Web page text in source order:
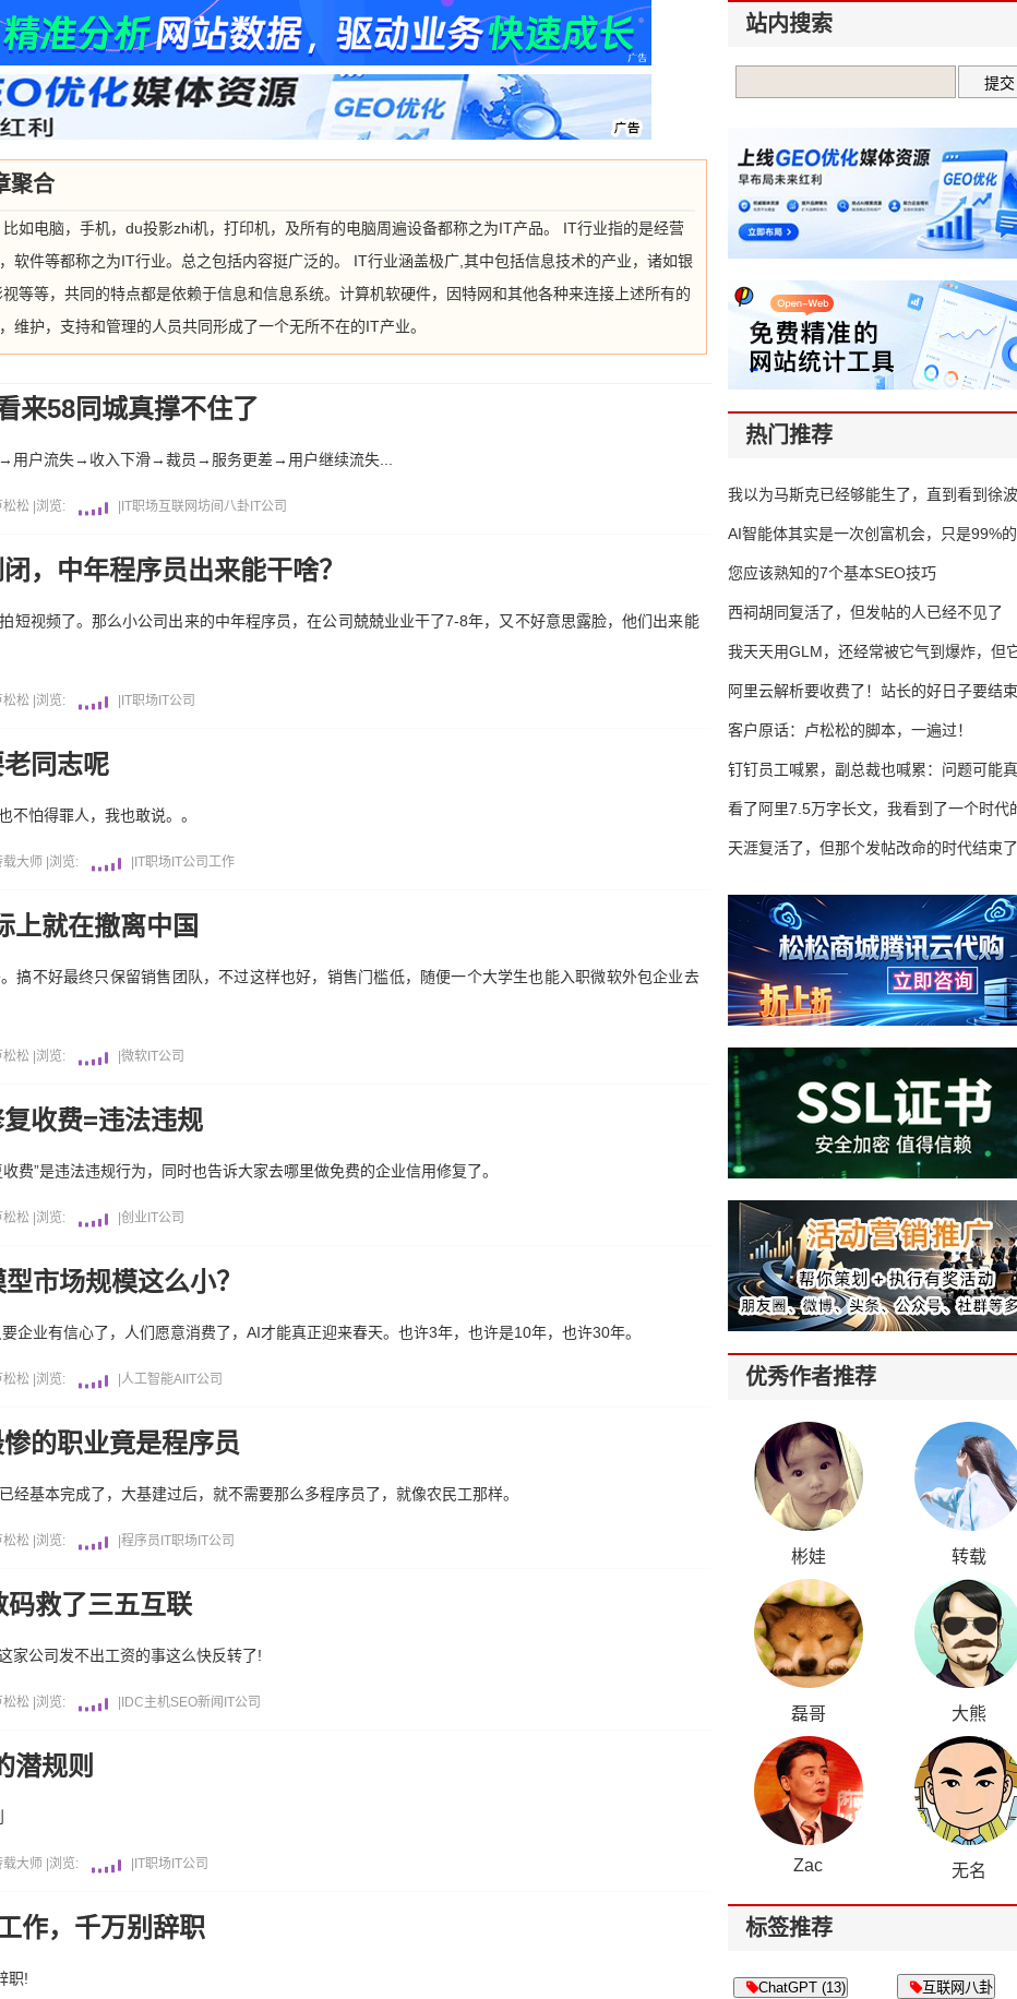
聚合
如电脑，手机，du投影zhi机，打印机，及所有的电脑周遍设备都称之为IT产品。 IT行业指的是经营
软件等都称之为IT行业。总之包括内容挺广泛的。 IT行业涵盖极广,其中包括信息技术的产业，诸如银
等等，共同的特点都是依赖于信息和信息系统。计算机软硬件，因特网和其他各种来连接上述所有的
维护，支持和管理的人员共同形成了一个无所不在的IT产业。
来58同城真撑不住了
→用户流失→收入下滑→裁员→服务更差→用户继续流失...
松松 浏览: IT职场 互联网坊间八卦 IT公司
，中年程序员出来能干啥？
短视频了。那么小公司出来的中年程序员，在公司兢兢业业干了7-8年，又不好意思露脸，他们出来能
松松 浏览: IT职场 IT公司
同志呢
不怕得罪人，我也敢说。。
载大师 浏览: IT职场 IT公司 工作
上就在撤离中国
搞不好最终只保留销售团队，不过这样也好，销售门槛低，随便一个大学生也能入职微软外包企业去
松松 浏览: 微软 IT公司
收费=违法违规
费”是违法违规行为，同时也告诉大家去哪里做免费的企业信用修复了。
松松 浏览: 创业 IT公司
市场规模这么小？
企业有信心了，人们愿意消费了，AI才能真正迎来春天。也许3年，也许是10年，也许30年。
松松 浏览: 人工智能AI IT公司
的职业竟是程序员
经基本完成了，大基建过后，就不需要那么多程序员了，就像农民工那样。
松松 浏览: 程序员 IT职场 IT公司
码救了三五互联
家公司发不出工资的事这么快反转了!
松松 浏览: IDC主机SEO新闻 IT公司
潜规则
载大师 浏览: IT职场 IT公司
作，千万别辞职
职!
站内搜索
热门推荐
我以为马斯克已经够能生了，直到看到
AI智能体其实是一次创富机会，只是99%
错过了
您应该熟知的7个基本SEO技巧
西祠胡同复活了，但发帖的人已经不见了
我天天用GLM，还经常被它气到爆炸，但
16万亿
阿里云解析要收费了！站长的好日子要结
客户原话：卢松松的脚本，一遍过！
钉钉员工喊累，副总裁也喊累：问题可能
了
看了阿里7.5万字长文，我看到了一个时代
天涯复活了，但那个发帖改命的时代结束了
优秀作者推荐
彬娃 转载
磊哥 大熊
Zac 无名
标签推荐
ChatGPT (13) 互联网八卦